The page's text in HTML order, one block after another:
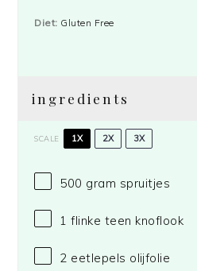
Diet: Gluten Free
ingredients
SCALE 1X 2X 3X
500 gram spruitjes
1 flinke teen knoflook
2 eetlepels olijfolie